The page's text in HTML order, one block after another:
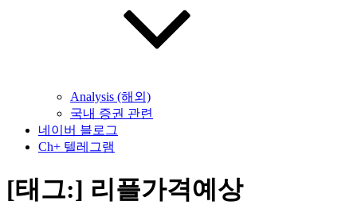
Analysis (해외)
국내 증권 관련
네이버 블로그
Ch+ 텔레그램
[태그:] 리플가격예상